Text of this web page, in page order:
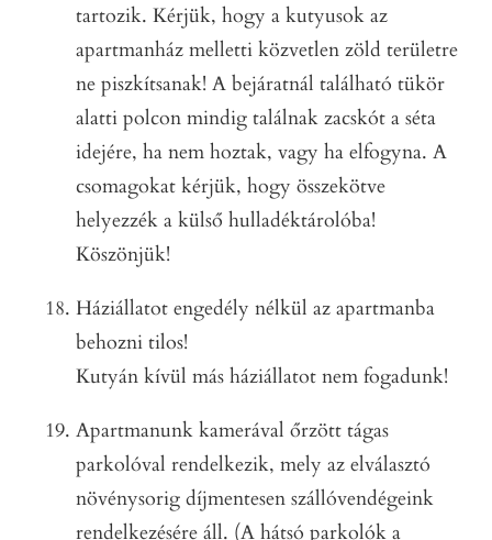
tartozik. Kérjük, hogy a kutyusok az
apartmanház melletti közvetlen zöld területre
ne piszkítsanak! A bejáratnál található tükör
alatti polcon mindig találnak zacskót a séta
idejére, ha nem hoztak, vagy ha elfogyna. A
csomagokat kérjük, hogy összekötve
helyezzék a külső hulladéktárolóba!
Köszönjük!
Háziállatot engedély nélkül az apartmanba
behozni tilos!
Kutyán kívül más háziállatot nem fogadunk!
Apartmanunk kamerával őrzött tágas
parkolóval rendelkezik, mely az elválasztó
növénysorig díjmentesen szállóvendégeink
rendelkezésére áll. (A hátsó parkolók a